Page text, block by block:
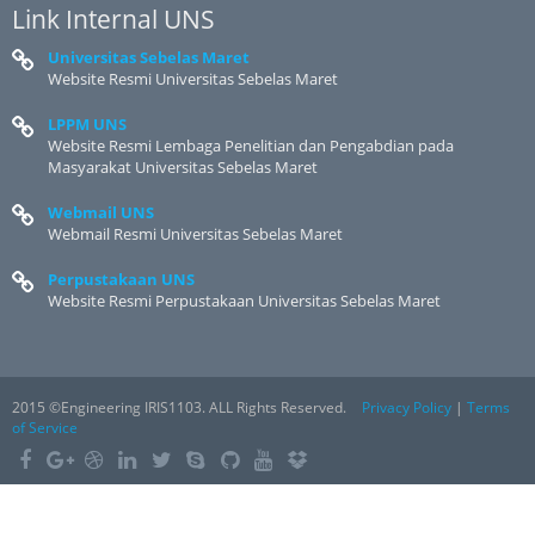
Link Internal UNS
Universitas Sebelas Maret
Website Resmi Universitas Sebelas Maret
LPPM UNS
Website Resmi Lembaga Penelitian dan Pengabdian pada
Masyarakat Universitas Sebelas Maret
Webmail UNS
Webmail Resmi Universitas Sebelas Maret
Perpustakaan UNS
Website Resmi Perpustakaan Universitas Sebelas Maret
2015 ©Engineering IRIS1103. ALL Rights Reserved. Privacy Policy | Terms
of Service